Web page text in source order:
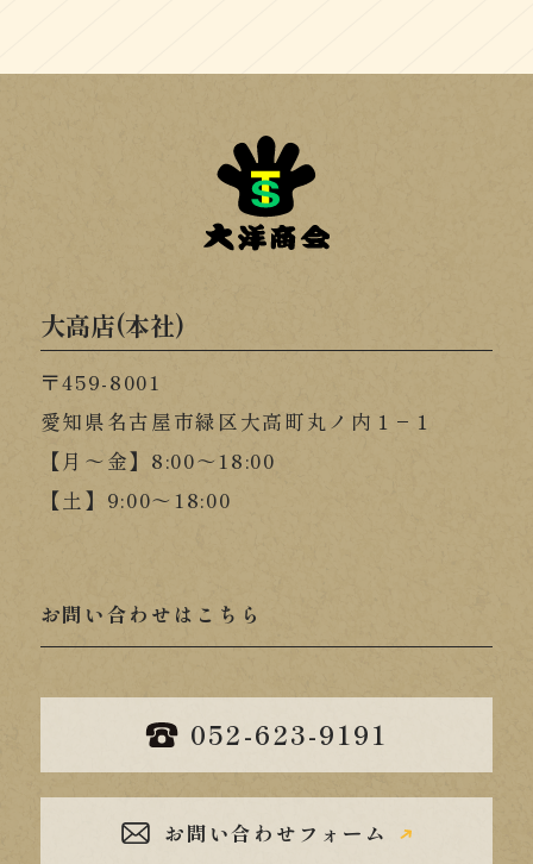
大高店(本社)
〒459-8001
愛知県名古屋市緑区大高町丸ノ内１−１
【月～金】8:00～18:00
【土】9:00～18:00
お問い合わせはこちら
052-623-9191
お問い合わせフォーム